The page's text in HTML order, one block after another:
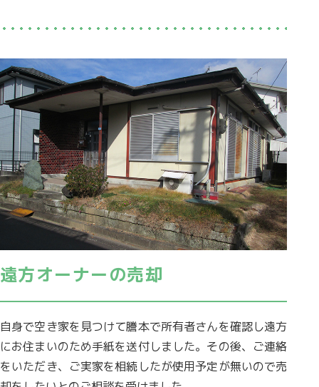
遠方オーナーの売却
自身で空き家を見つけて謄本で所有者さんを確認し遠方
にお住まいのため手紙を送付しました。その後、ご連絡
をいただき、ご実家を相続したが使用予定が無いので売